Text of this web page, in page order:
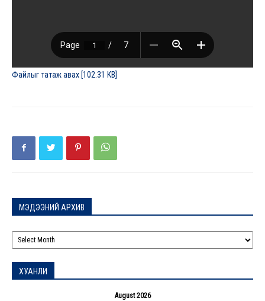
Файлыг татаж авах [102.31 KB]
МЭДЭЭНИЙ АРХИВ
АРХИВ
ХУАНЛИ
August 2026